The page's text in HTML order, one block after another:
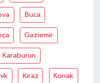
Buca
Gaziemir
Karaburun
Kiraz Konak